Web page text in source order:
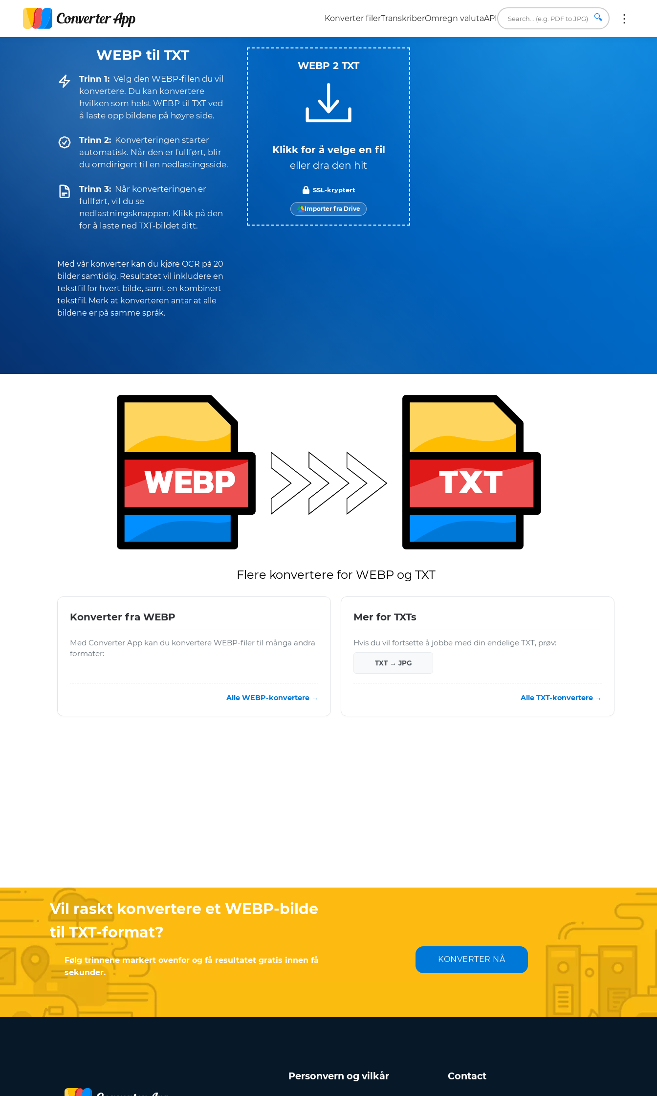
Konverter filerTranskriberOmregn valutaAPI 🔍
WEBP til TXT
Trinn 1: Velg den WEBP-filen du vil
konvertere. Du kan konvertere
hvilken som helst WEBP til TXT ved
å laste opp bildene på høyre side.
Trinn 2: Konverteringen starter
automatisk. Når den er fullført, blir
du omdirigert til en nedlastingsside.
Trinn 3: Når konverteringen er
fullført, vil du se
nedlastningsknappen. Klikk på den
for å laste ned TXT-bildet ditt.
Med vår konverter kan du kjøre OCR på 20
bilder samtidig. Resultatet vil inkludere en
tekstfil for hvert bilde, samt en kombinert
tekstfil. Merk at konverteren antar at alle
bildene er på samme språk.
WEBP 2 TXT
Klikk for å velge en fil
eller dra den hit
SSL-kryptert
Importer fra Drive
Flere konvertere for WEBP og TXT
Konverter fra WEBP
Med Converter App kan du konvertere WEBP-filer til många andra
formater:
Alle WEBP-konvertere →
Mer for TXTs
Hvis du vil fortsette å jobbe med din endelige TXT, prøv:
TXT → JPG
Alle TXT-konvertere →
Vil raskt konvertere et WEBP-bilde
til TXT-format?
Følg trinnene markert ovenfor og få resultatet gratis innen få
sekunder.
KONVERTER NÅ
Personvern og vilkår Contact